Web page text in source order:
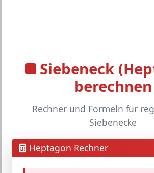
Siebeneck
berechnen
Rechner und Formeln für
Siebenecke
Heptagon Rechner